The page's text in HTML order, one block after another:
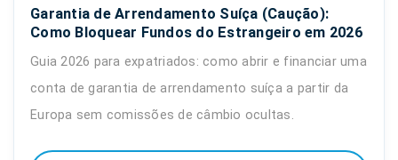
Garantia de Arrendamento Suíça (Caução):
Como Bloquear Fundos do Estrangeiro em 2026
Guia 2026 para expatriados: como abrir e financiar uma
conta de garantia de arrendamento suíça a partir da
Europa sem comissões de câmbio ocultas.